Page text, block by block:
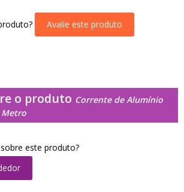
Avalie este produto
o produto Corrente de Alumínio
Metro
este produto?